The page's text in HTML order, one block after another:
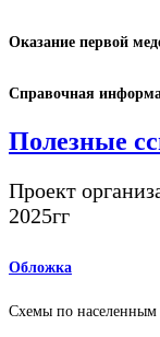
Оказание первой
Справочная
Полезные
Проект
2025гг
Обложка
Схемы по населенным